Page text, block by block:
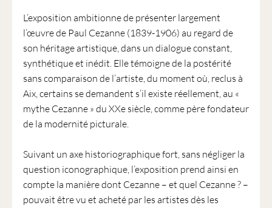
L’exposition ambitionne de présenter largement
l’œuvre de Paul Cezanne (1839-1906) au regard de
son héritage artistique, dans un dialogue constant,
synthétique et inédit. Elle témoigne de la postérité
sans comparaison de l’artiste, du moment où, reclus à
Aix, certains se demandent s’il existe réellement, au «
mythe Cezanne » du XXe siècle, comme père fondateur
de la modernité picturale.
Suivant un axe historiographique fort, sans négliger la
question iconographique, l’exposition prend ainsi en
compte la manière dont Cezanne – et quel Cezanne ? –
pouvait être vu et acheté par les artistes dès les